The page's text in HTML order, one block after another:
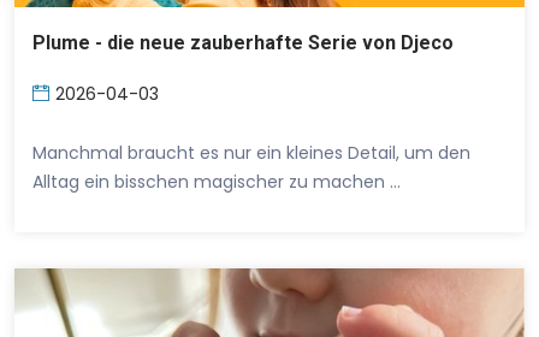
Plume - die neue zauberhafte Serie von Djeco
2026-04-03
Manchmal braucht es nur ein kleines Detail, um den
Alltag ein bisschen magischer zu machen …